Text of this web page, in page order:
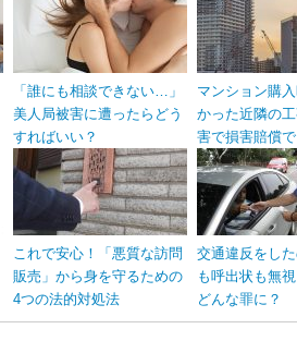
「誰にも相談できない…」
美人局被害に遭ったらどう
すればいい？
マンション購
かった近隣の
害で損害賠償で
これで安心！「悪質な訪問
販売」から身を守るための
4つの法的対処法
交通違反をし
も呼出状も無
どんな罪に？